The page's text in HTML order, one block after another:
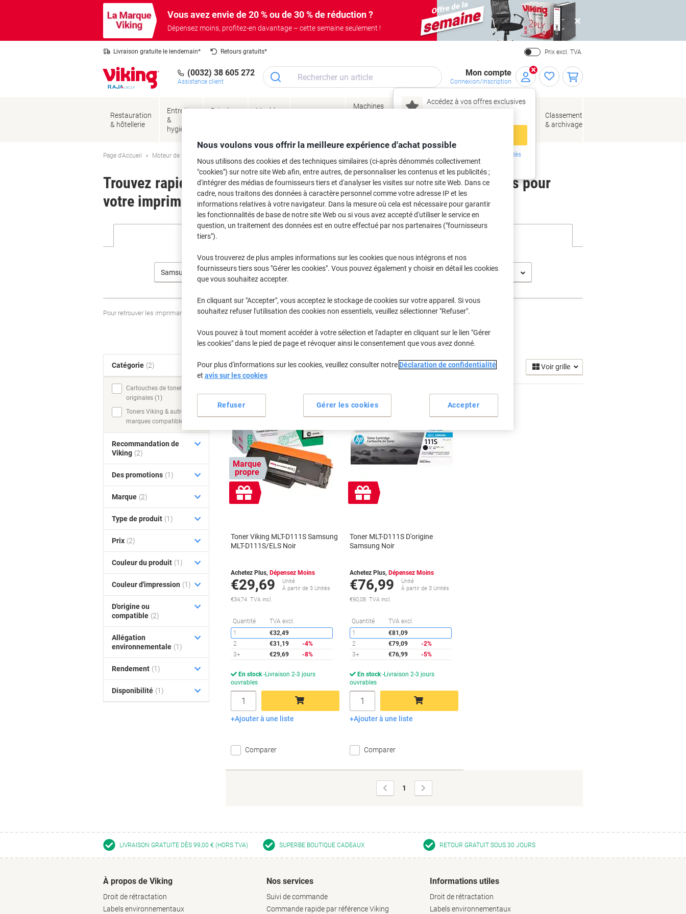
Vous avez envie de 20 % ou de 30 % de réduction ?
Dépensez moins, profitez-en davantage – cette semaine seulement !
Close
Livraison gratuite le lendemain* Retours gratuits* Prix excl. TVA.
(0032) 38 605 272
Assistance client
Mon compte
Connexion/Inscription
Accédez à vos offres exclusives
Inscrivez-vous dès
maintenant
Restauration
& hôtellerie
Entretien
&
hygiène
Bricolage
Meubles
Machines
Encres
Papier,
de bureau
Classement
& archivage
Page d'Accueil Moteur de recherche d'encre et toner
Trouvez rapidement les cartouches d'encre, toners ou les étiquettes pour
votre imprimante.
Samsung M Samsung M 2026
Pour retrouver les imprimantes listées et/ou les cartouches précédemment achetéesSe connecter
Samsung M 2026 Cartouches Toner (2)
Trier par : Voir grille
Marque
propre
Cadeau
gratuit
Toner Viking MLT-D111S Samsung
MLT-D111S/ELS Noir
Achetez Plus, Dépensez Moins
€29,69
Unité
À partir de 3 Unités
€34,74 TVA incl.
Quantité TVA excl.
Économies
1
€32,49
2
€31,19
-4%
3+
€29,69 -8%
En stock Livraison 2-3 jours
ouvrables
Quantité
Ajouter au panier
Ajouter à une liste
Comparer
Cadeau
gratuit
Toner MLT-D111S D'origine
Samsung Noir
Achetez Plus, Dépensez Moins
€76,99
Unité
À partir de 3 Unités
€90,08 TVA incl.
Quantité TVA excl.
1
€81,09
2
€79,09
-2%
3+
€76,99 -5%
En stock Livraison 2-3 jours
ouvrables
Quantité
Ajouter au panier
Ajouter à une liste
Comparer
Page
précédente
1
suivante
Catégorie (2)
Cartouches de toner
originales (1)
Toners Viking & autres
marques compatibles (1)
Recommandation de
Viking (2)
Des promotions (1)
Marque (2)
Type de produit (1)
Prix (2)
Couleur du produit (1)
Couleur d'impression (1)
D'origine ou
compatible (2)
Allégation
environnementale (1)
Rendement (1)
Disponibilité (1)
LIVRAISON GRATUITE DÈS 99,00 € (HORS TVA) SUPERBE BOUTIQUE CADEAUX RETOUR GRATUIT SOUS 30 JOURS
À propos de Viking
Droit de rétractation
Labels environnementaux
Nos services
Suivi de commande
Commande rapide par référence Viking
Informations utiles
Droit de rétractation
Labels environnementaux
Nous voulons vous offrir la meilleure expérience d'achat possible
Nous utilisons des cookies et des techniques similaires (ci-après dénommés collectivement
"cookies") sur notre site Web afin, entre autres, de personnaliser les contenus et les publicités ;
d'intégrer des médias de fournisseurs tiers et d'analyser les visites sur notre site Web. Dans ce
cadre, nous traitons des données à caractère personnel comme votre adresse IP et les
informations relatives à votre navigateur. Dans la mesure où cela est nécessaire pour garantir
les fonctionnalités de base de notre site Web ou si vous avez accepté d'utiliser le service en
question, un traitement des données est en outre effectué par nos partenaires ("fournisseurs
tiers").
Vous trouverez de plus amples informations sur les cookies que nous intégrons et nos
fournisseurs tiers sous "Gérer les cookies". Vous pouvez également y choisir en détail les cookies
que vous souhaitez accepter.
En cliquant sur "Accepter", vous acceptez le stockage de cookies sur votre appareil. Si vous
souhaitez refuser l'utilisation des cookies non essentiels, veuillez sélectionner "Refuser".
Vous pouvez à tout moment accéder à votre sélection et l'adapter en cliquant sur le lien "Gérer
les cookies" dans le pied de page et révoquer ainsi le consentement que vous avez donné.
Pour plus d'informations sur les cookies, veuillez consulter notre Déclaration de confidentialité
et avis sur les cookies
Gérer les cookies
Refuser Accepter